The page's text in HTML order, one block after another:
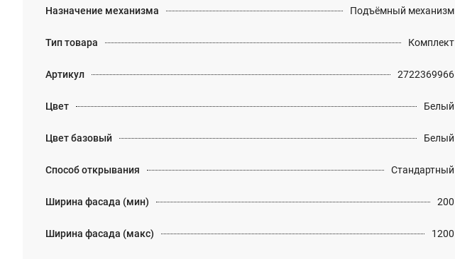
Назначение механизма Подъёмный механизм
Тип товара Комплект
Артикул 2722369966
Цвет Белый
Цвет базовый Белый
Способ открывания Стандартный
Ширина фасада (мин) 200
Ширина фасада (макс) 1200